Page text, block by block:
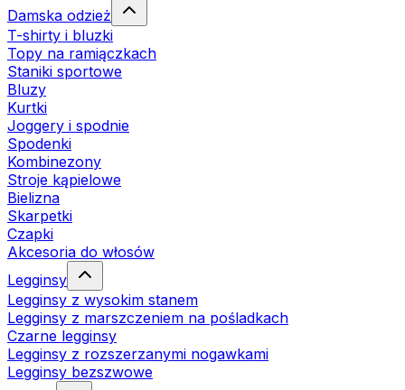
Damska odzież
T-shirty i bluzki
Topy na ramiączkach
Staniki sportowe
Bluzy
Kurtki
Joggery i spodnie
Spodenki
Kombinezony
Stroje kąpielowe
Bielizna
Skarpetki
Czapki
Akcesoria do włosów
Legginsy
Legginsy z wysokim stanem
Legginsy z marszczeniem na pośladkach
Czarne legginsy
Legginsy z rozszerzanymi nogawkami
Legginsy bezszwowe